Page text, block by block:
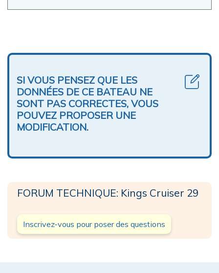
SI VOUS PENSEZ QUE LES
DONNÉES DE CE BATEAU NE
SONT PAS CORRECTES, VOUS
POUVEZ PROPOSER UNE
MODIFICATION.
FORUM TECHNIQUE: Kings Cruiser 29
Inscrivez-vous pour poser des questions